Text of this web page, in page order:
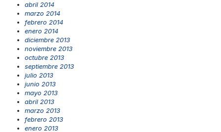
abril 2014
marzo 2014
febrero 2014
enero 2014
diciembre 2013
noviembre 2013
octubre 2013
septiembre 2013
julio 2013
junio 2013
mayo 2013
abril 2013
marzo 2013
febrero 2013
enero 2013